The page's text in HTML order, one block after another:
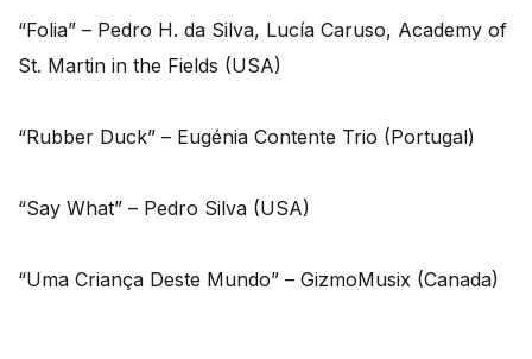
“Folia” – Pedro H. da Silva, Lucía Caruso, Academy of
St. Martin in the Fields (USA)
“Rubber Duck” – Eugénia Contente Trio (Portugal)
“Say What” – Pedro Silva (USA)
“Uma Criança Deste Mundo” – GizmoMusix (Canada)